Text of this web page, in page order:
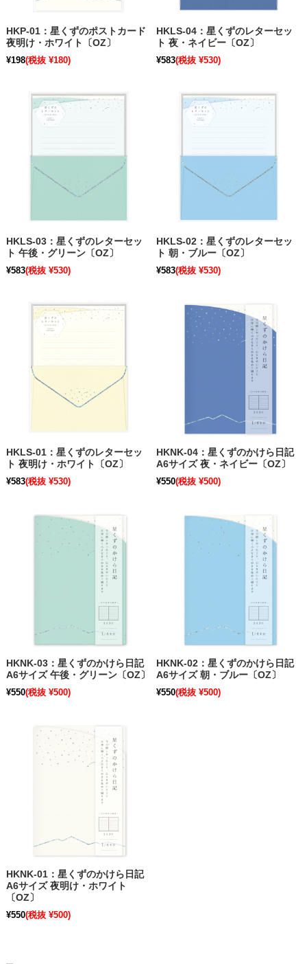
HKP-01：星くずのポストカード
夜明け・ホワイト〔OZ〕
¥198(税抜 ¥180)
HKLS-04：星くずのレターセッ
ト 夜・ネイビー〔OZ〕
¥583(税抜 ¥530)
HKLS-03：星くずのレターセッ
ト 午後・グリーン〔OZ〕
¥583(税抜 ¥530)
HKLS-02：星くずのレターセッ
ト 朝・ブルー〔OZ〕
¥583(税抜 ¥530)
HKLS-01：星くずのレターセッ
ト 夜明け・ホワイト〔OZ〕
¥583(税抜 ¥530)
HKNK-04：星くずのかけら日記
A6サイズ 夜・ネイビー〔OZ〕
¥550(税抜 ¥500)
HKNK-03：星くずのかけら日記
A6サイズ 午後・グリーン〔OZ〕
¥550(税抜 ¥500)
HKNK-02：星くずのかけら日記
A6サイズ 朝・ブルー〔OZ〕
¥550(税抜 ¥500)
HKNK-01：星くずのかけら日記
A6サイズ 夜明け・ホワイト
〔OZ〕
¥550(税抜 ¥500)